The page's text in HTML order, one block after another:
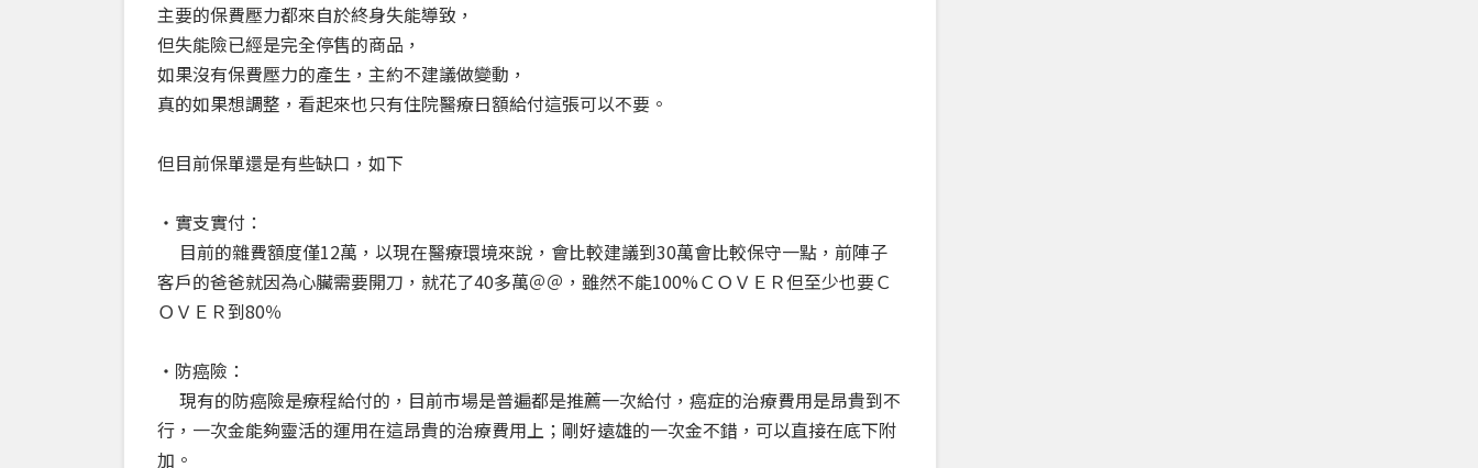
主要的保費壓力都來自於終身失能導致，
但失能險已經是完全停售的商品，
如果沒有保費壓力的產生，主約不建議做變動，
真的如果想調整，看起來也只有住院醫療日額給付這張可以不要。
但目前保單還是有些缺口，如下
・實支實付：
目前的雜費額度僅12萬，以現在醫療環境來說，會比較建議到30萬會比較保守一點，前陣子
客戶的爸爸就因為心臟需要開刀，就花了40多萬＠＠，雖然不能100%ＣＯＶＥＲ但至少也要Ｃ
ＯＶＥＲ到80％
・防癌險：
現有的防癌險是療程給付的，目前市場是普遍都是推薦一次給付，癌症的治療費用是昂貴到不
行，一次金能夠靈活的運用在這昂貴的治療費用上；剛好遠雄的一次金不錯，可以直接在底下附
加。